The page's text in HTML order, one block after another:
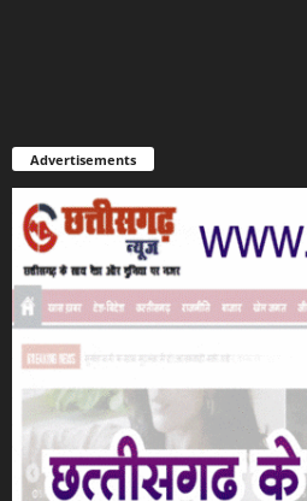
Advertisements